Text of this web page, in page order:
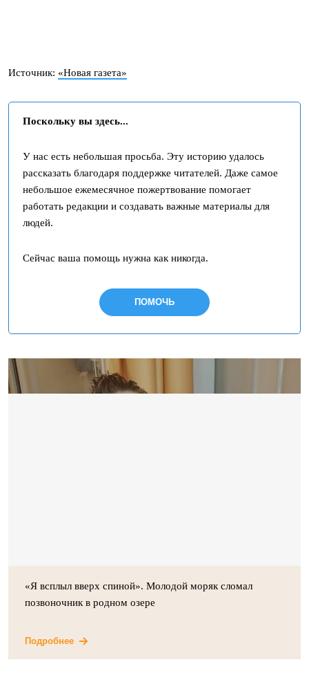
Источник: «Новая газета»
Поскольку вы здесь...
У нас есть небольшая просьба. Эту историю удалось
рассказать благодаря поддержке читателей. Даже самое
небольшое ежемесячное пожертвование помогает
работать редакции и создавать важные материалы для
людей.
Сейчас ваша помощь нужна как никогда.
ПОМОЧЬ
«Я всплыл вверх спиной». Молодой моряк сломал
позвоночник в родном озере
Подробнее